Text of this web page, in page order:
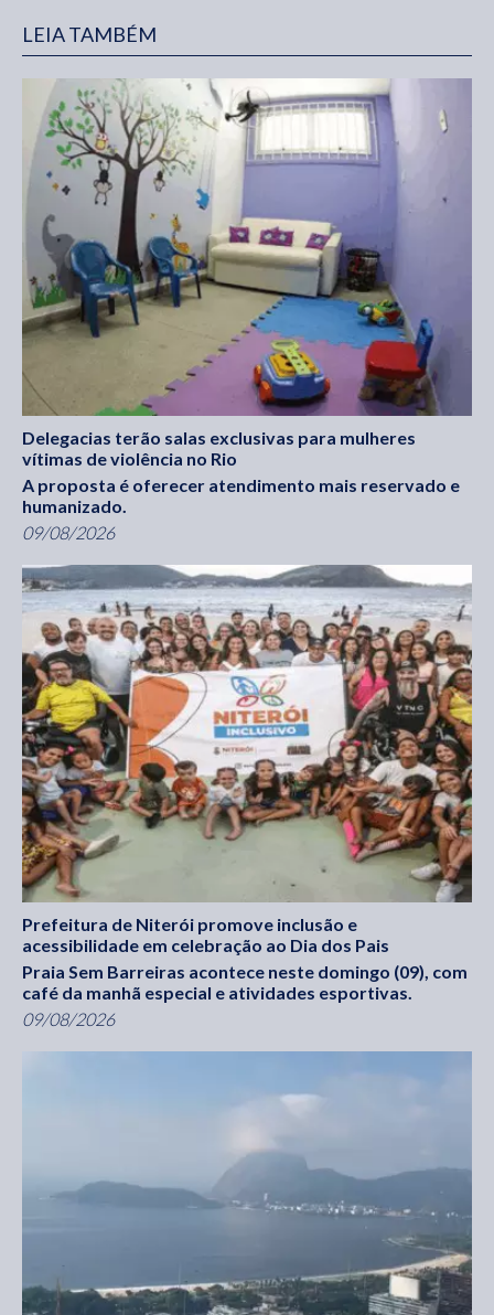
LEIA TAMBÉM
Delegacias terão salas exclusivas para mulheres
vítimas de violência no Rio
A proposta é oferecer atendimento mais reservado e
humanizado.
09/08/2026
Prefeitura de Niterói promove inclusão e
acessibilidade em celebração ao Dia dos Pais
Praia Sem Barreiras acontece neste domingo (09), com
café da manhã especial e atividades esportivas.
09/08/2026